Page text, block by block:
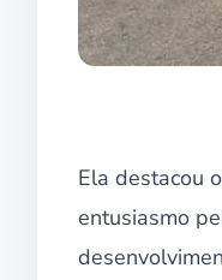
Ela destacou
entusiasmo